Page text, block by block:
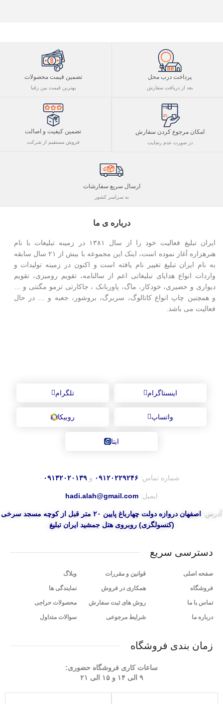
پرداخت درب محل
بعد از دریافت سفارش
تضمین قیمت محصولات
بهترین قیمت بین رقبا
امکان مرجوع کردن سفارش
در صورت عدم رضایت
تضمین کیفیت و اصالت
فروش مستقیم از شرکت
ارسال سریع سفارشات
به سراسر کشور
درباره ی ما
ایران تبلیغ فعالیت خود را از سال ۱۳۸۱ در زمینه تبلیغات با نام
هنرهزاره آغاز نموده است، اینک این مجموعه با بیش از ۲۱ سال سابقه
به نام ایران تبلیغ تغییر نام یافته است و اکنون در زمینه تولیدات و
واردات انواع هدایای تبلیغاتی اعم از سالنامه، تقویم رومیزی، تقویم
دیواری و حصیری، خودکار، ماگ، پاوربانک ، جاکارتی ترمو مگنتی و …
و همچنین چاپ انواع کاتالوگ، سربرگ، بروشور، جعبه و … در حال
فعالیت می باشد.
اینستاگرام تلگرام
واتساپ روبیکا
ایتا
شماره تماس: ۰۹۱۲۰۲۲۹۲۴۶ و ۰۹۱۳۲۰۲۰۱۳۹
ایمیل: hadi.alah@gmail.com
آدرس:
اصفهان دروازه دولت چهارباغ پایین ۲۰ متر قبل از کوچه مسجد سرخی
(کنسولگری) روبروی هتل جمشید ایران تبلیغ
دسترسی سریع
صفحه اصلی
فروشگاه
تماس با ما
درباره ما
قوانین و مقررات
همکاری در فروش
روش های ثبت سفارش
شرایط مرجوعی
وبلاگ
نمایندگی ها
محصولات حراجی
سوالات متداول
زمان بندی فروشگاه
ساعات کاری فروشگاه حضوری:
۹ الی ۱۴ و ۱۵ الی ۲۱